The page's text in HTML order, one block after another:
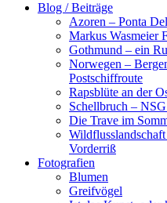
Blog / Beiträge
Azoren – Ponta
Markus Wasmeier
Gothmund – ein
Norwegen –
Postschiffroute
Rapsblüte an der
Schellbruch –
Die Trave im
Vorderriß
Fotografien
Blumen
Greifvögel